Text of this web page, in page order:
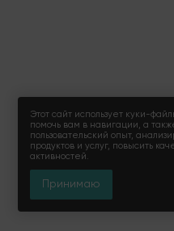
Этот сайт использует куки-
помочь вам в навигации, а
пользовательский опыт,
продуктов и услуг, повысить
активностей.
Принимаю